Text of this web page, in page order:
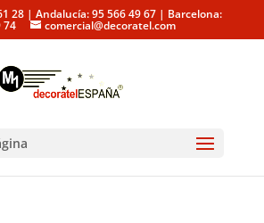
28 | Andalucía: 95 566 49 67 | Barcelona:
74 comercial@decoratel.com